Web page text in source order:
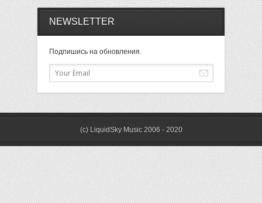
NEWSLETTER
Подпишись на обновления.
(c) LiquidSky Music 2006 - 2020